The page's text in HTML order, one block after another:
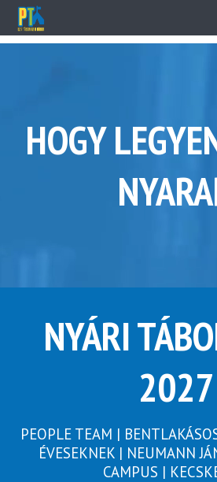
HOGY
NYÁRI
2027
PEOPLE TEAM |
ÉVESEKNEK | NEUMANN
CAMPUS |